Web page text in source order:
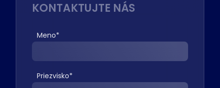
KONTAKTUJTE NÁS
Meno*
Priezvisko*